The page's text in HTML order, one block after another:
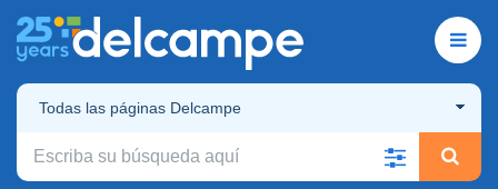
Todas las páginas Delcampe